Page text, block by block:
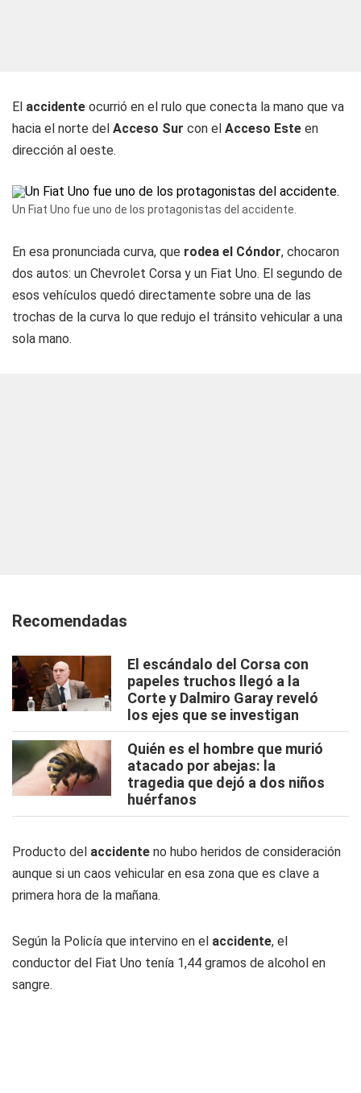
El accidente ocurrió en el rulo que conecta la mano que va
hacia el norte del Acceso Sur con el Acceso Este en
dirección al oeste.
Un Fiat Uno fue uno de los protagonistas del accidente.
En esa pronunciada curva, que rodea el Cóndor, chocaron
dos autos: un Chevrolet Corsa y un Fiat Uno. El segundo de
esos vehículos quedó directamente sobre una de las
trochas de la curva lo que redujo el tránsito vehicular a una
sola mano.
Recomendadas
El escándalo del Corsa con
papeles truchos llegó a la
Corte y Dalmiro Garay reveló
los ejes que se investigan
Quién es el hombre que murió
atacado por abejas: la
tragedia que dejó a dos niños
huérfanos
Producto del accidente no hubo heridos de consideración
aunque si un caos vehicular en esa zona que es clave a
primera hora de la mañana.
Según la Policía que intervino en el accidente, el
conductor del Fiat Uno tenía 1,44 gramos de alcohol en
sangre.